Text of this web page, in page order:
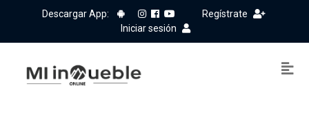
Descargar App:
Regístrate
Iniciar sesión